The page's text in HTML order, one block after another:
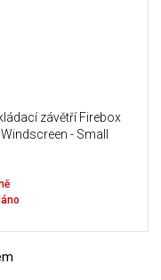
závětří Firebox
Windscreen - Small